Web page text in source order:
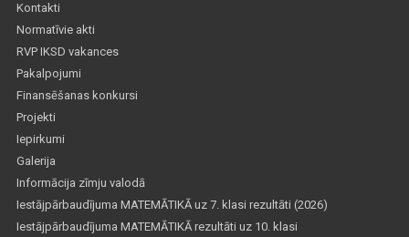
Kontakti
Normatīvie akti
RVP IKSD vakances
Pakalpojumi
Finansēšanas konkursi
Projekti
Iepirkumi
Galerija
Informācija zīmju valodā
Iestājpārbaudījuma MATEMĀTIKĀ uz 7. klasi rezultāti (2026)
Iestājpārbaudījuma MATEMĀTIKĀ rezultāti uz 10. klasi